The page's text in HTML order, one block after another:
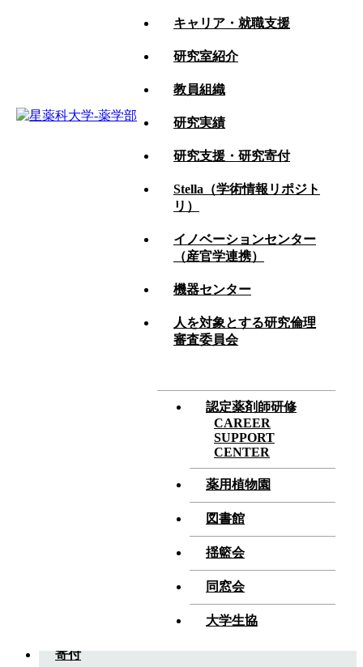
キャリア・就職支援
研究室紹介
教員組織
研究実績
研究支援・研究寄付
Stella（学術情報リポジト
リ）
イノベーションセンター
（産官学連携）
機器センター
人を対象とする研究倫理
審査委員会
認定薬剤師研修
CAREER
SUPPORT
CENTER
薬用植物園
図書館
揺籃会
同窓会
大学生協
キャリア・就職支援
研究支援・研究寄付
HOSHI UNIVERSITY
PREPARATORY STUDENT
LABORATORIES
寄付